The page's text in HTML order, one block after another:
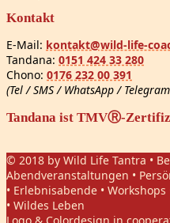
Kontakt
E-Mail: kontakt@wild-life-
Tandana: 0151 424 33 280
Chono: 0176 232 00 391
(Tel / SMS / WhatsApp /
Tandana ist TMVⓇ-
© 2018 by Wild Life Tantra •
Abendveranstaltungen •
• Erlebnisabende •
• Wildes Leben